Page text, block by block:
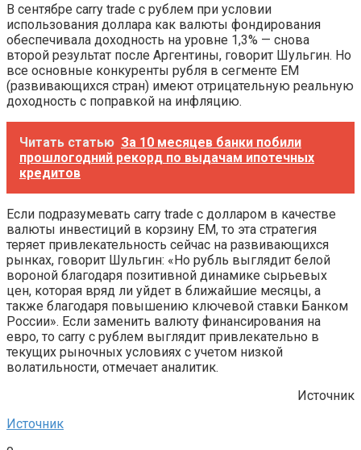
В сентябре carry trade c рублем при условии
использования доллара как валюты фондирования
обеспечивала доходность на уровне 1,3% — снова
второй результат после Аргентины, говорит Шульгин. Но
все основные конкуренты рубля в сегменте ЕМ
(развивающихся стран) имеют отрицательную реальную
доходность с поправкой на инфляцию.
Читать статью За 10 месяцев банки побили
прошлогодний рекорд по выдачам ипотечных
кредитов
Если подразумевать carry trade c долларом в качестве
валюты инвестиций в корзину ЕМ, то эта стратегия
теряет привлекательность сейчас на развивающихся
рынках, говорит Шульгин: «Но рубль выглядит белой
вороной благодаря позитивной динамике сырьевых
цен, которая вряд ли уйдет в ближайшие месяцы, а
также благодаря повышению ключевой ставки Банком
России». Если заменить валюту финансирования на
евро, то carry c рублем выглядит привлекательно в
текущих рыночных условиях с учетом низкой
волатильности, отмечает аналитик.
Источник
Источник